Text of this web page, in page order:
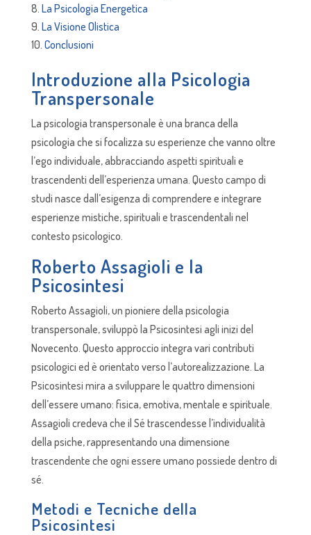
La Psicologia Energetica
La Visione Olistica
Conclusioni
Introduzione alla Psicologia
Transpersonale
La psicologia transpersonale è una branca della
psicologia che si focalizza su esperienze che vanno oltre
l’ego individuale, abbracciando aspetti spirituali e
trascendenti dell’esperienza umana. Questo campo di
studi nasce dall’esigenza di comprendere e integrare
esperienze mistiche, spirituali e trascendentali nel
contesto psicologico.
Roberto Assagioli e la
Psicosintesi
Roberto Assagioli, un pioniere della psicologia
transpersonale, sviluppò la Psicosintesi agli inizi del
Novecento. Questo approccio integra vari contributi
psicologici ed è orientato verso l’autorealizzazione. La
Psicosintesi mira a sviluppare le quattro dimensioni
dell’essere umano: fisica, emotiva, mentale e spirituale.
Assagioli credeva che il Sé trascendesse l’individualità
della psiche, rappresentando una dimensione
trascendente che ogni essere umano possiede dentro di
sé.
Metodi e Tecniche della
Psicosintesi